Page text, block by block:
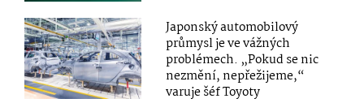
Japonský automobilový
průmysl je ve vážných
problémech. „Pokud se nic
nezmění, nepřežijeme,“
varuje šéf Toyoty